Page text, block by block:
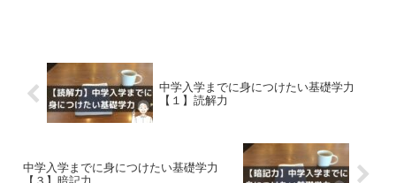
中学入学までに身につけたい基礎学力
【１】読解力
中学入学までに身につけたい基礎学力